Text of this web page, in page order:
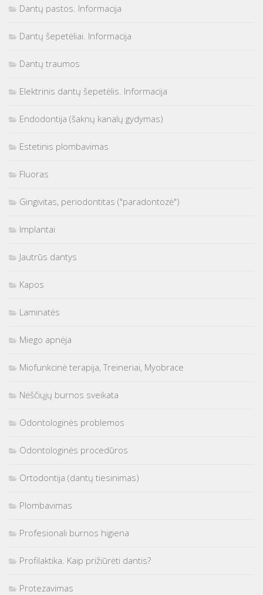
Dantų pastos. Informacija
Dantų šepetėliai. Informacija
Dantų traumos
Elektrinis dantų šepetėlis. Informacija
Endodontija (šaknų kanalų gydymas)
Estetinis plombavimas
Fluoras
Gingivitas, periodontitas ("paradontozė")
Implantai
Jautrūs dantys
Kapos
Laminatės
Miego apnėja
Miofunkcinė terapija, Treineriai, Myobrace
Nėščiųjų burnos sveikata
Odontologinės problemos
Odontologinės procedūros
Ortodontija (dantų tiesinimas)
Plombavimas
Profesionali burnos higiena
Profilaktika. Kaip prižiūrėti dantis?
Protezavimas